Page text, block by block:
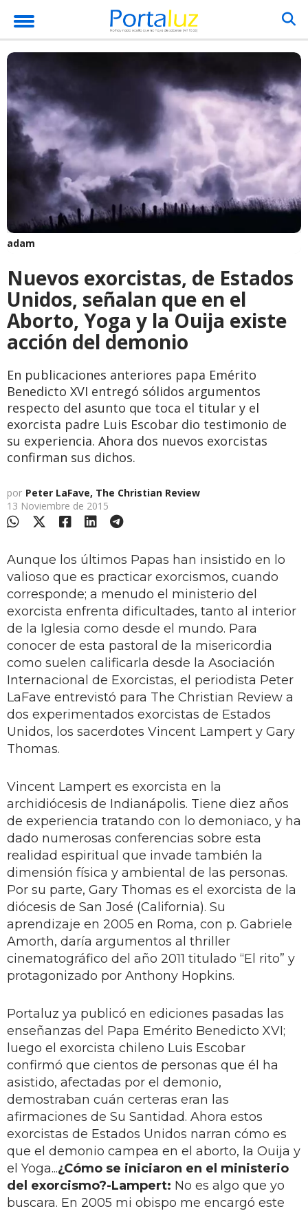
adam
Nuevos exorcistas, de Estados
Unidos, señalan que en el
Aborto, Yoga y la Ouija existe
acción del demonio
En publicaciones anteriores papa Emérito
Benedicto XVI entregó sólidos argumentos
respecto del asunto que toca el titular y el
exorcista padre Luis Escobar dio testimonio de
su experiencia. Ahora dos nuevos exorcistas
confirman sus dichos.
por Peter LaFave, The Christian Review
13 Noviembre de 2015
Aunque los últimos Papas han insistido en lo
valioso que es practicar exorcismos, cuando
corresponde; a menudo el ministerio del
exorcista enfrenta dificultades, tanto al interior
de la Iglesia como desde el mundo. Para
conocer de esta pastoral de la misericordia
como suelen calificarla desde la Asociación
Internacional de Exorcistas, el periodista Peter
LaFave entrevistó para The Christian Review a
dos experimentados exorcistas de Estados
Unidos, los sacerdotes Vincent Lampert y Gary
Thomas.
Vincent Lampert es exorcista en la
archidiócesis de Indianápolis. Tiene diez años
de experiencia tratando con lo demoniaco, y ha
dado numerosas conferencias sobre esta
realidad espiritual que invade también la
dimensión física y ambiental de las personas.
Por su parte, Gary Thomas es el exorcista de la
diócesis de San José (California). Su
aprendizaje en 2005 en Roma, con p. Gabriele
Amorth, daría argumentos al thriller
cinematográfico del año 2011 titulado “El rito” y
protagonizado por Anthony Hopkins.
Portaluz ya publicó en ediciones pasadas las
enseñanzas del Papa Emérito Benedicto XVI;
luego el exorcista chileno Luis Escobar
confirmó que cientos de personas que él ha
asistido, afectadas por el demonio,
demostraban cuán certeras eran las
afirmaciones de Su Santidad. Ahora estos
exorcistas de Estados Unidos narran cómo es
que el demonio campea en el aborto, la Ouija y
el Yoga...¿Cómo se iniciaron en el ministerio
del exorcismo?-Lampert: No es algo que yo
buscara. En 2005 mi obispo me encargó este